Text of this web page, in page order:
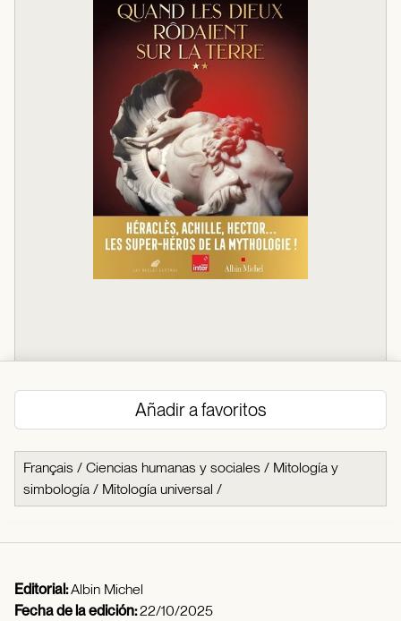
Añadir a favoritos
Français / Ciencias humanas y sociales / Mitología y
simbología / Mitología universal /
Editorial:Albin Michel
Fecha de la edición:22/10/2025